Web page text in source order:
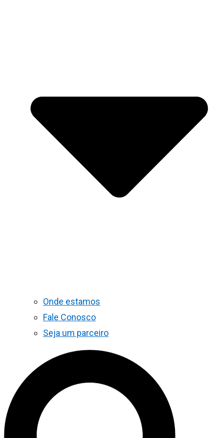
Onde estamos
Fale Conosco
Seja um parceiro